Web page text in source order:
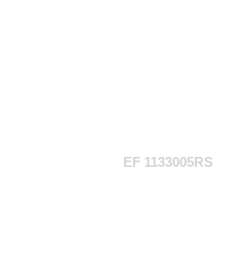
EF 1133005RS